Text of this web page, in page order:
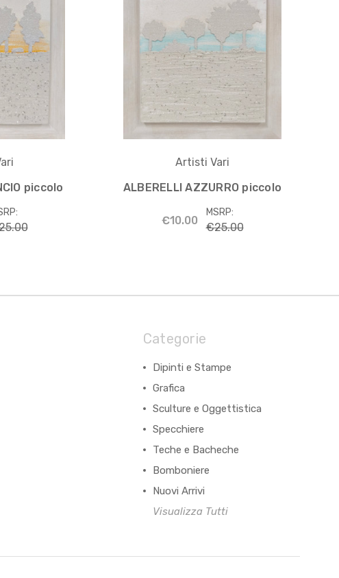
piccolo
Artisti Vari
ALBERELLI AZZURRO piccolo
€10.00
MSRP:
€25.00
Categorie
Dipinti e Stampe
Grafica
Sculture e Oggettistica
Specchiere
Teche e Bacheche
Bomboniere
Nuovi Arrivi
Visualizza Tutti